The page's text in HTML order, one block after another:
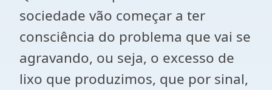
sociedade vão começar a ter
consciência do problema que vai se
agravando, ou seja, o excesso de
lixo que produzimos, que por sinal,